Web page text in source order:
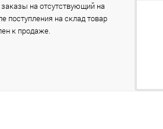
на отсутствующий на
поступления на склад товар
к продаже.